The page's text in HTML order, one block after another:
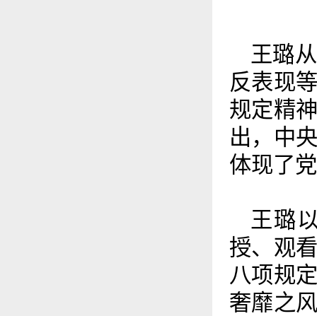
王璐
反表现
规定精
出，中
体现了
王璐
授、观
八项规
奢靡之